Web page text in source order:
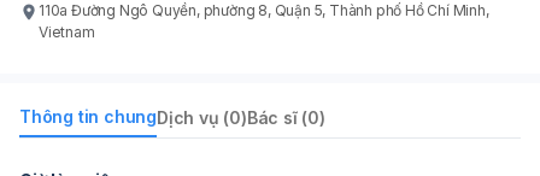
110a Đường Ngô Quyền, phường 8, Quận 5, Thành phố Hồ Chí Minh,
Vietnam
Thông tin chungDịch vụ (0)Bác sĩ (0)